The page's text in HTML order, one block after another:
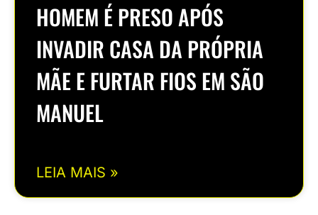
HOMEM É PRESO APÓS
INVADIR CASA DA PRÓPRIA
MÃE E FURTAR FIOS EM SÃO
MANUEL
LEIA MAIS »